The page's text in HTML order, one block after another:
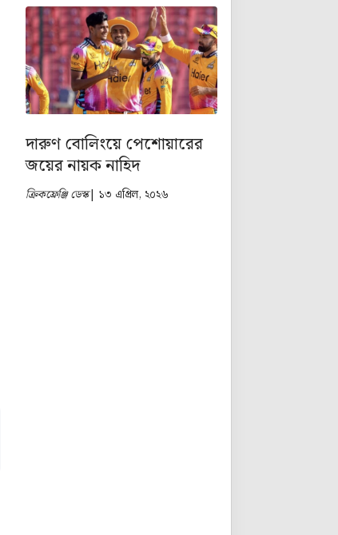
দারুণ বোলিংয়ে পেশোয়ারের
জয়ের নায়ক নাহিদ
ক্রিকফ্রেঞ্জি ডেস্ক| ১৩ এপ্রিল, ২০২৬